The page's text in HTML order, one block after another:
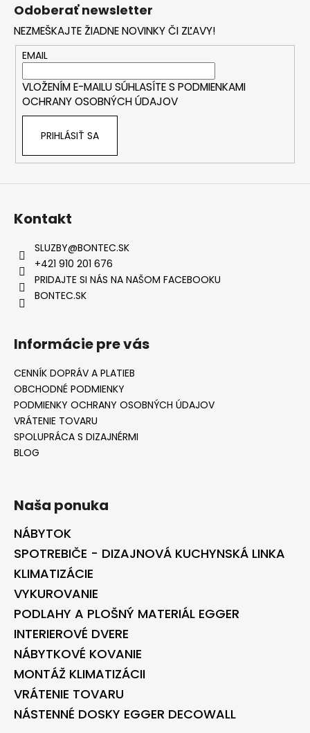
Odoberať newsletter
NEZMEŠKAJTE ŽIADNE NOVINKY ČI ZĽAVY!
EMAIL
VLOŽENÍM E-MAILU SÚHLASÍTE S PODMIENKAMI
OCHRANY OSOBNÝCH ÚDAJOV
PRIHLÁSIŤ SA
Kontakt
SLUZBY@BONTEC.SK
+421 910 201 676
PRIDAJTE SI NÁS NA NAŠOM FACEBOOKU
BONTEC.SK
Informácie pre vás
CENNÍK DOPRÁV A PLATIEB
OBCHODNÉ PODMIENKY
PODMIENKY OCHRANY OSOBNÝCH ÚDAJOV
VRÁTENIE TOVARU
SPOLUPRÁCA S DIZAJNÉRMI
BLOG
Naša ponuka
NÁBYTOK
SPOTREBIČE - DIZAJNOVÁ KUCHYNSKÁ LINKA
KLIMATIZÁCIE
VYKUROVANIE
PODLAHY A PLOŠNÝ MATERIÁL EGGER
INTERIEROVÉ DVERE
NÁBYTKOVÉ KOVANIE
MONTÁŽ KLIMATIZÁCII
VRÁTENIE TOVARU
NÁSTENNÉ DOSKY EGGER DECOWALL